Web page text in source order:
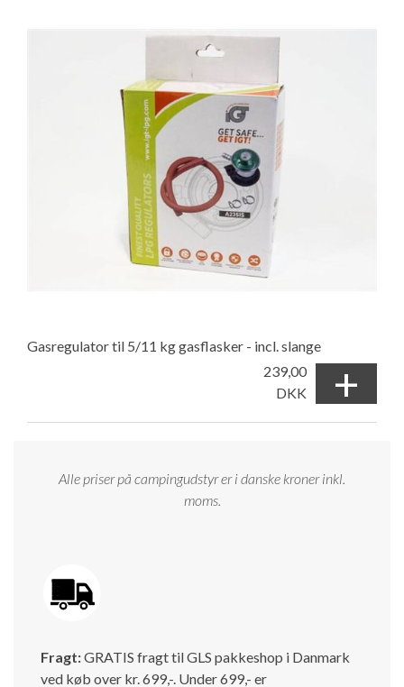
Gasregulator til 5/11 kg gasflasker - incl. slange
239,00
DKK
+
Alle priser på campingudstyr er i danske kroner inkl.
moms.
Fragt:GRATIS fragt til GLS pakkeshop i Danmark
ved køb over kr. 699,-. Under 699,- er